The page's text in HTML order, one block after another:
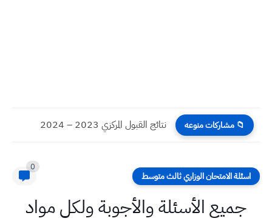
📁 مشاركات منوعه نتائج القبول المركزي 2023 – 2024
اسئلة الامتحان الوزاري ثالث متوسط
0
جميع الأسئلة والأجوبة ولكل مواد